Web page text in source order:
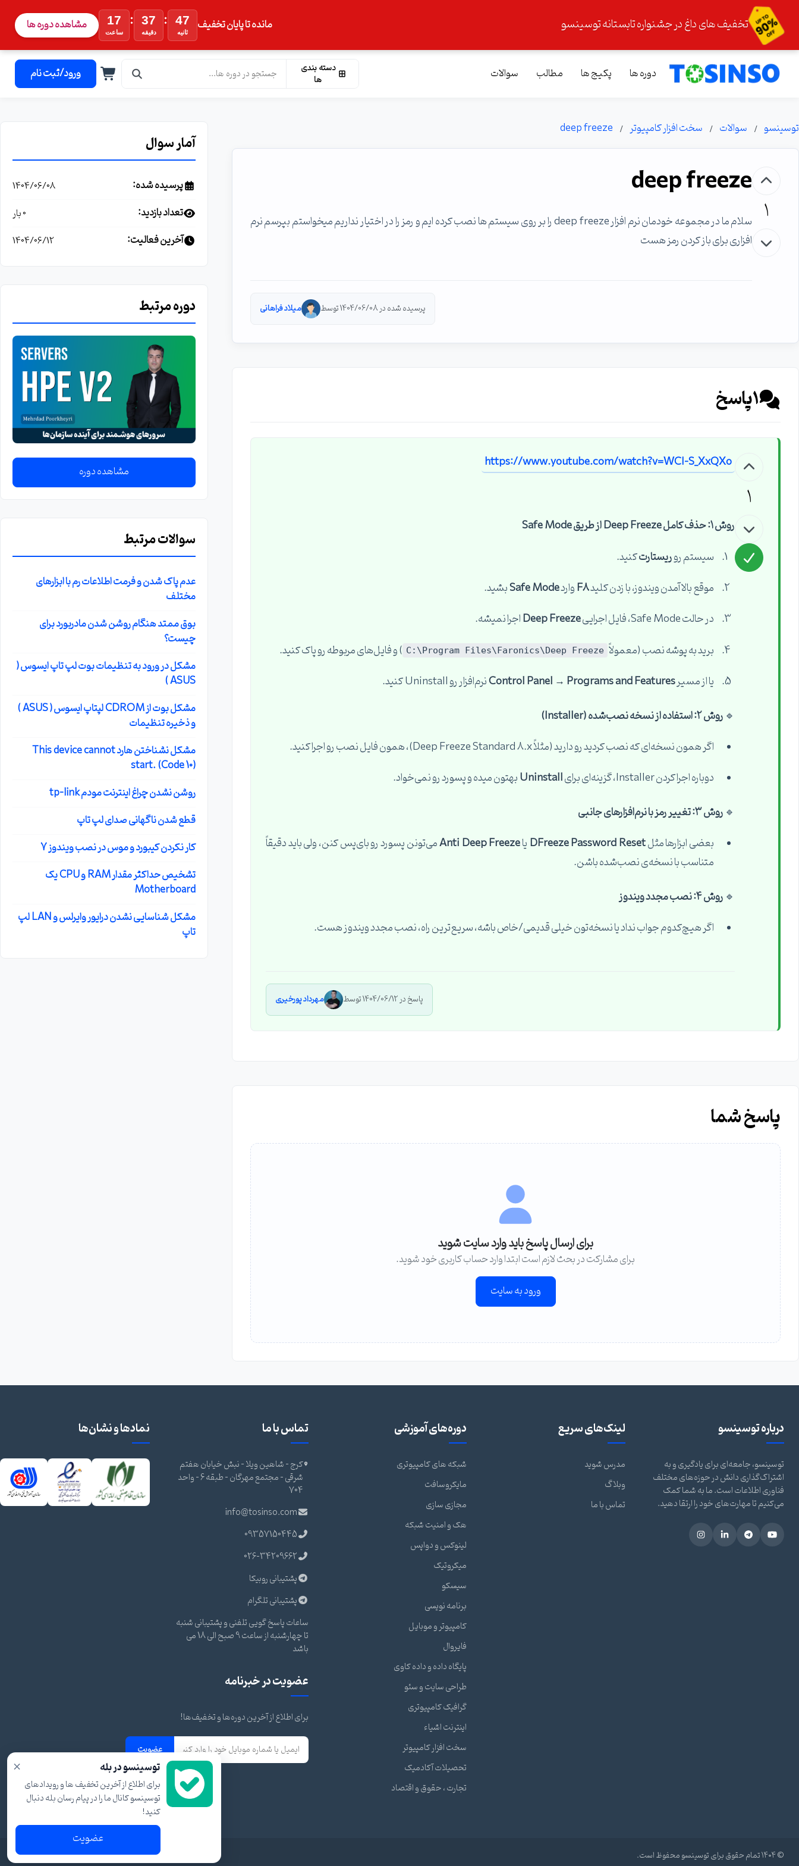
تخفیف های داغ در جشنواره تابستانه توسینسو مانده تا پایان تخفیف 17
ساعت
: 37
دقیقه
: 46
ثانیه مشاهده دوره ها
دوره ها پکیج ها مطالب سوالات
دسته بندی
ها
ورود/ثبت نام
توسینسو سوالات سخت افزار کامپیوتر deep freeze
1
deep freeze
سلام ما در مجموعه خودمان نرم افزار deep freeze را بر روی سیستم ها نصب کرده ایم و رمز را در اختیار نداریم میخواستم بپرسم نرم
افزاری برای باز کردن رمز هست
پرسیده شده در 1404/06/08 توسط میلاد فراهانی
1پاسخ
1
https://www.youtube.com/watch?v=WCI-S_XxQXo
روش ۱: حذف کامل Deep Freeze از طریق Safe Mode
سیستم روریستارتکنید.
موقع بالا آمدن ویندوز، با زدن کلیدF8 واردSafe Modeبشید.
در حالت Safe Mode، فایل اجرایی Deep Freeze اجرا نمیشه.
برید به پوشه نصب (معمولاً C:\Program Files\Faronics\Deep Freeze ) و فایل‌های مربوطه رو پاک کنید.
یا از مسیرControl Panel → Programs and Featuresنرم‌افزار رو Uninstall کنید.
🔹 روش ۲: استفاده از نسخه نصب‌شده (Installer)
اگر همون نسخه‌ای که نصب کردید رو دارید (مثلاً Deep Freeze Standard 8.x)، همون فایل نصب رو اجرا کنید.
دوباره اجرا کردن Installer، گزینه‌ای برای Uninstall بهتون میده و پسورد رو نمی‌خواد.
🔹 روش ۳: تغییر رمز با نرم‌افزارهای جانبی
بعضی ابزارها مثلDFreeze Password Reset یاAnti Deep Freezeمی‌تونن پسورد رو بای‌پس کنن، ولی باید دقیقاً
متناسب با نسخه‌ی نصب‌شده باشن.
🔹 روش ۴: نصب مجدد ویندوز
اگر هیچ‌کدوم جواب نداد یا نسخه‌تون خیلی قدیمی/خاص باشه، سریع‌ترین راه، نصب مجدد ویندوز هست.
پاسخ در 1404/06/12 توسط مهرداد پورخیری
پاسخ شما
برای ارسال پاسخ باید وارد سایت شوید
برای مشارکت در بحث لازم است ابتدا وارد حساب کاربری خود شوید.
ورود به سایت
آمار سوال
پرسیده شده: 1404/06/08
تعداد بازدید: 0 بار
آخرین فعالیت: 1404/06/12
دوره مرتبط
مشاهده دوره
سوالات مرتبط
عدم پاک شدن و فرمت اطلاعات رم با ابزارهای
مختلف
بوق ممتد هنگام روشن شدن مادربورد برای
چیست؟
مشکل در ورود به تنظیمات بوت لپ تاپ ایسوس (
ASUS )
مشکل بوت از CDROM لپتاپ ایسوس ( ASUS )
و ذخیره تنظیمات
مشکل نشناختن هارد This device cannot
start. (Code 10)
روشن نشدن چراغ اینترنت مودم tp-link
قطع شدن ناگهانی صدای لپ تاپ
کار نکردن کیبورد و موس در نصب ویندوز 7
تشخیص حداکثر مقدار RAM و CPU یک
Motherboard
مشکل شناسایی نشدن درایور وایرلس و LAN لپ
تاپ
درباره توسینسو
توسینسو، جامعه‌ای برای یادگیری و به
اشتراک‌گذاری دانش در حوزه‌های مختلف
فناوری اطلاعات است. ما به شما کمک
می‌کنیم تا مهارت‌های خود را ارتقا دهید.
لینک‌های سریع
مدرس شوید
وبلاگ
تماس با ما
دوره‌های آموزشی
شبکه های کامپیوتری
مایکروسافت
مجازی سازی
هک و امنیت شبکه
لینوکس و دواپس
میکروتیک
سیسکو
برنامه نویسی
کامپیوتر و موبایل
فایروال
پایگاه داده و داده کاوی
طراحی سایت و سئو
گرافیک کامپیوتری
اینترنت اشیاء
سخت افزار کامپیوتر
تحصیلات آکادمیک
تجارت ، حقوق و اقتصاد
تماس با ما
کرج - شاهین ویلا - نبش خیابان هفتم
شرقی - مجتمع مهرگان - طبقه 6 - واحد
704
info@tosinso.com
09357150445
026-34209662
پشتیبانی روبیکا
پشتیبانی تلگرام
ساعات پاسخ گویی تلفنی و پشتیبانی شنبه
تا چهارشنبه از ساعت 9 صبح الی 18 می
باشد
عضویت در خبرنامه
برای اطلاع از آخرین دوره‌ها و تخفیف‌ها!
عضویت
نمادها و نشان‌ها
© ۱۴۰۴ تمام حقوق برای توسینسو محفوظ است. شرایط و قوانین
× توسینسو در بله
برای اطلاع از آخرین تخفیف ها و رویدادهای
توسینسو کانال ما را در پیام رسان بله دنبال
کنید!
عضویت